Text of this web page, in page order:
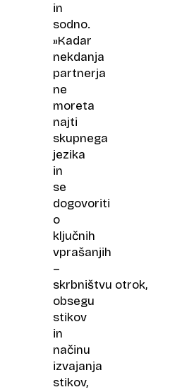
in
sodno.
»Kadar
nekdanja
partnerja
ne
moreta
najti
skupnega
jezika
in
se
dogovoriti
o
ključnih
vprašanjih
–
skrbništvu otrok,
obsegu
stikov
in
načinu
izvajanja
stikov,